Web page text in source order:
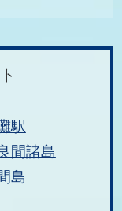
駅
間諸島
島